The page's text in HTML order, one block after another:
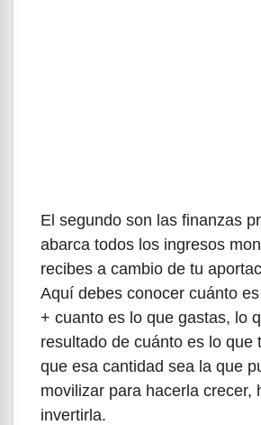
El segundo son las finanzas
abarca todos los ingresos
recibes a cambio de tu
Aquí debes conocer cuánto
+ cuanto es lo que gastas, lo
resultado de cuánto es lo que
que esa cantidad sea la que
movilizar para hacerla crecer,
invertirla.